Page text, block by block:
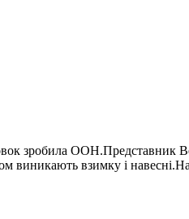
зробила ООН.Представник
виникають взимку і